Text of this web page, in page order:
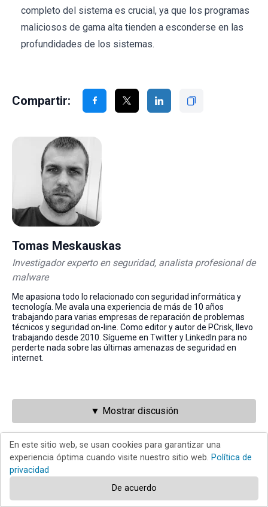
completo del sistema es crucial, ya que los programas
maliciosos de gama alta tienden a esconderse en las
profundidades de los sistemas.
Compartir:
Tomas Meskauskas
Investigador experto en seguridad, analista profesional de
malware
Me apasiona todo lo relacionado con seguridad informática y
tecnología. Me avala una experiencia de más de 10 años
trabajando para varias empresas de reparación de problemas
técnicos y seguridad on-line. Como editor y autor de PCrisk, llevo
trabajando desde 2010. Sígueme en Twitter y LinkedIn para no
perderte nada sobre las últimas amenazas de seguridad en
internet.
▼ Mostrar discusión
Volver al principio
El portal de seguridad PCrisk es ofrecido
En este sitio web, se usan cookies para garantizar una
experiencia óptima cuando visite nuestro sitio web. Política de
privacidad
De acuerdo